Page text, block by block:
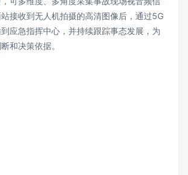
接收到无人机拍摄的高清图像后，通过5G
应急指挥中心，并持续跟踪事态发展，为
和决策依据。